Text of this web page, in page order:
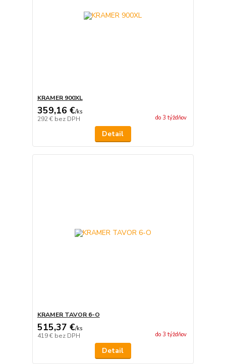
KRAMER 900XL
359,16 €/ks
292 € bez DPH do 3 týždňov
Detail
KRAMER TAVOR 6-O
515,37 €/ks
419 € bez DPH do 3 týždňov
Detail